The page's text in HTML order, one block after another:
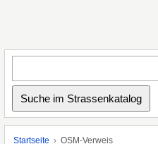
Startseite OSM-Verweis